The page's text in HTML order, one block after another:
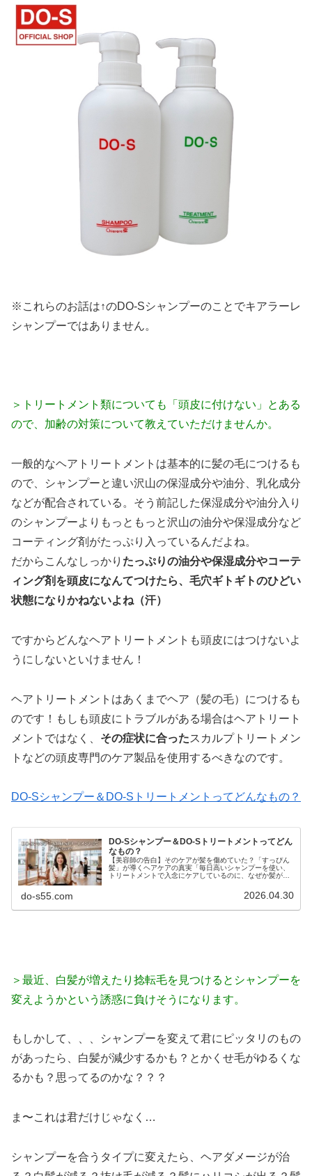
※これらのお話は↑のDO-Sシャンプーのことでキアラーレ
シャンプーではありません。
＞トリートメント類についても「頭皮に付けない」とある
ので、加齢の対策について教えていただけませんか。
一般的なヘアトリートメントは基本的に髪の毛につけるも
ので、シャンプーと違い沢山の保湿成分や油分、乳化成分
などが配合されている。そう前記した保湿成分や油分入り
のシャンプーよりもっともっと沢山の油分や保湿成分など
コーティング剤がたっぷり入っているんだよね。
だからこんなしっかり たっぷりの油分や保湿成分やコーテ
ィング剤を頭皮になんてつけたら、毛穴ギトギトのひどい
状態になりかねないよね（汗）
ですからどんなヘアトリートメントも頭皮にはつけないよ
うにしないといけません！
ヘアトリートメントはあくまでヘア（髪の毛）につけるも
のです！もしも頭皮にトラブルがある場合はヘアトリート
メントではなく、 その症状に合ったスカルプトリートメン
トなどの頭皮専門のケア製品を使用するべきなのです。
DO-Sシャンプー＆DO-Sトリートメントってどんなもの？
DO-Sシャンプー＆DO-Sトリートメントってどん
なもの？
【美容師の告白】そのケアが髪を傷めていた？「すっぴん
髪」が導くヘアケアの真実「毎日高いシャンプーを使い、
トリートメントで入念にケアしているのに、なぜか髪がパ
do-s55.com 2026.04.30
＞最近、白髪が増えたり捻転毛を見つけるとシャンプーを
変えようかという誘惑に負けそうになります。
もしかして、、、シャンプーを変えて君にピッタリのもの
があったら、白髪が減少するかも？とかくせ毛がゆるくな
るかも？思ってるのかな？？？
ま〜これは君だけじゃなく…
シャンプーを合うタイプに変えたら、ヘアダメージが治